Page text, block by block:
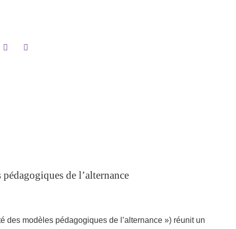
sur Facebook
Partager sur LinkedIn
de l’alternance
des modèles pédagogiques de l’alternance ») réunit un